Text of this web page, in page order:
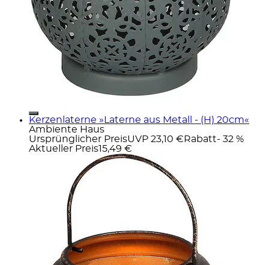
Kerzenlaterne »Laterne aus Metall - (H) 20cm«
Ambiente Haus
Ursprünglicher PreisUVP 23,10 € Rabatt- 32 %
Aktueller Preis15,49 €